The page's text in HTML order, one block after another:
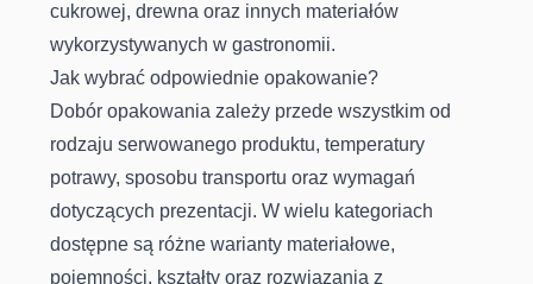
cukrowej, drewna oraz innych materiałów
wykorzystywanych w gastronomii.
Jak wybrać odpowiednie opakowanie?
Dobór opakowania zależy przede wszystkim od
rodzaju serwowanego produktu, temperatury
potrawy, sposobu transportu oraz wymagań
dotyczących prezentacji. W wielu kategoriach
dostępne są różne warianty materiałowe,
pojemności, kształty oraz rozwiązania z